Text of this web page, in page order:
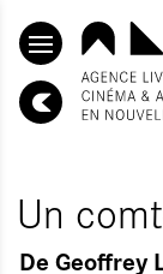
Un
De Geoffrey